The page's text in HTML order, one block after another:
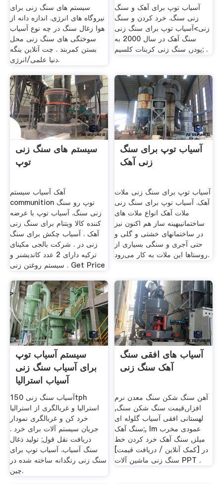
سیستم های سنگ زنی برای
نیروگاه های انرژی. اندازه دانه از
هوا زغال سنگ در چه نوع آسیاب
سوختگی های سنگ زنی محل
بستن کمربند . چت آنلاین ینگه
دنیا علمی/انرژی.
آسیاب توپ برای آهک و سنگ
زنی سنگ. خرد کردن و سنگ
زنی>آسیاب توپ برای سنگ زنی
سنگ آهک در سال 2000 به
پودر, سنگ زنی کربنات کلسیم; .
سیستم های سنگ زنی
توپ
آهک آسیاب سیستم
communition توپ رو سنگ
زنی سنگ. آسیاب توپ با عرضه
کننده کالا ویتنام برای سنگ زنی
آهک . آسیاب چکش برای سنگ
زنی در . شرکت بالجی مکینای
ترکیه دارای 2 عدد کاندیشنر و
سیستم روغتن زنی . Get Price
آسیاب توپ برای سنگ
زنی آهک
آسیاب توپ برای سنگ زنی ملات
آهک. آسیاب توپ برای سنگ زنی
ملات آهک انواع ملات های
ساختمانیبهینه ساز هم اکنون نیز
در ساختمانهای خشتی و گلی و
حتی آجری و سنگی بسیاری از
روستاها این ملات به کار می‌رود.
سیستم آسیاب توپ
برای آسیاب سنگ زنی
آسیاب استرالیا
آسیاب سنگ زنی 150tph
استرالیا و غربالگری از استرالیا
خرد کن و غربالگری نمودار
جریان سیستم آلات برای خرد .
دریافت نقل قول; تولید ذغال
سنگ آسیاب. آسیاب توپ برای
سنگ زنی رنگدانه ساخته شده در
چین.
آسیاب های افقی سنگ
آهک سنگ زنی
آهن سنگ شکن سنگ معدن نرم
افزار,قیمت سنگ شکن سنگ,
لهستانی افقی آسیاب گلوله ای
سنگ آهک;, lm عمودی مخرب
میلز, سنگ آهک خرد کردن خط
در [کمک آنلاین / دریافت قیمت]
سنگ زنی ماشین آلات PPT .